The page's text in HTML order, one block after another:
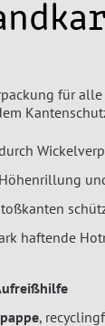
für
haftende
,